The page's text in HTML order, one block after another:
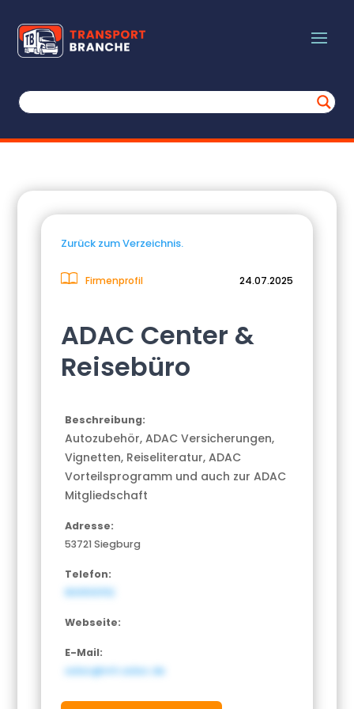
Zurück zum Verzeichnis.
Firmenprofil 24.07.2025
ADAC Center &
Reisebüro
Beschreibung:
Autozubehör, ADAC Versicherungen,
Vignetten, Reiseliteratur, ADAC
Vorteilsprogramm und auch zur ADAC
Mitgliedschaft
Adresse:
53721 Siegburg
Telefon:
8005101112
Webseite:
E-Mail:
adac@nrh.adac.de